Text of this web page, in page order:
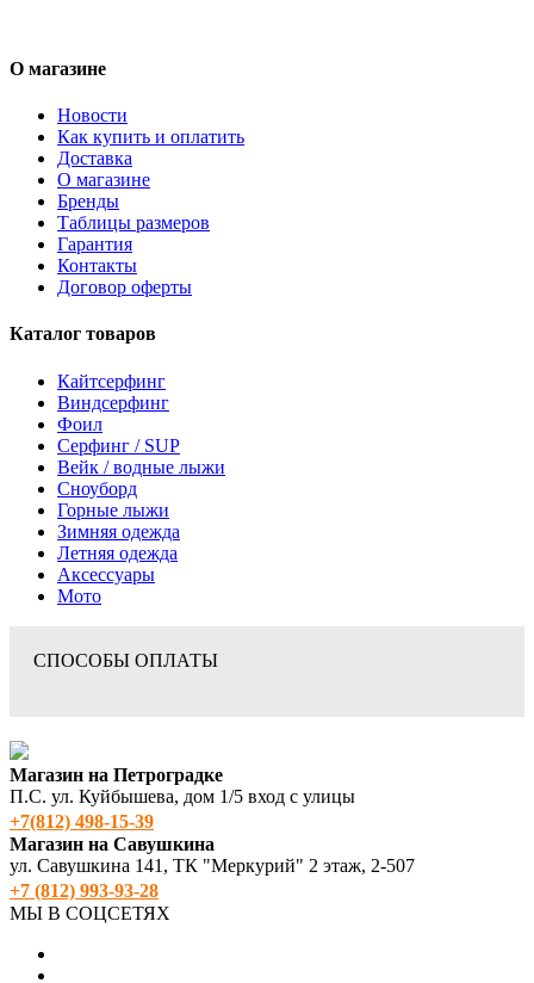
О магазине
Новости
Как купить и оплатить
Доставка
О магазине
Бренды
Таблицы размеров
Гарантия
Контакты
Договор оферты
Каталог товаров
Кайтсерфинг
Виндсерфинг
Фоил
Серфинг / SUP
Вейк / водные лыжи
Сноуборд
Горные лыжи
Зимняя одежда
Летняя одежда
Аксессуары
Мото
СПОСОБЫ ОПЛАТЫ
Магазин на Петроградке
П.С. ул. Куйбышева, дом 1/5 вход с улицы
+7(812) 498‑15-39
Магазин на Савушкина
ул. Савушкина 141, ТК "Меркурий" 2 этаж, 2-507
+7 (812) 993-93-28
МЫ В СОЦСЕТЯХ